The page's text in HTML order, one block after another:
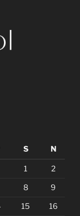
S N
1 2
8 9
15 16